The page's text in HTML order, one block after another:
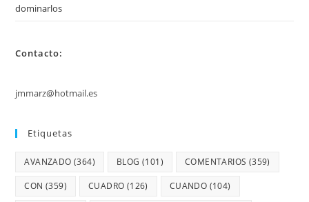
dominarlos
Contacto:
jmmarz@hotmail.es
Etiquetas
AVANZADO (364) BLOG (101) COMENTARIOS (359)
CON (359) CUADRO (126) CUANDO (104)